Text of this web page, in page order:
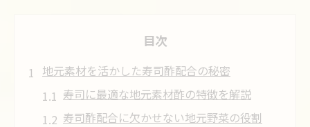
目次
地元素材を活かした寿司酢配合の秘密
寿司に最適な地元素材酢の特徴を解説
寿司酢配合に欠かせない地元野菜の役割